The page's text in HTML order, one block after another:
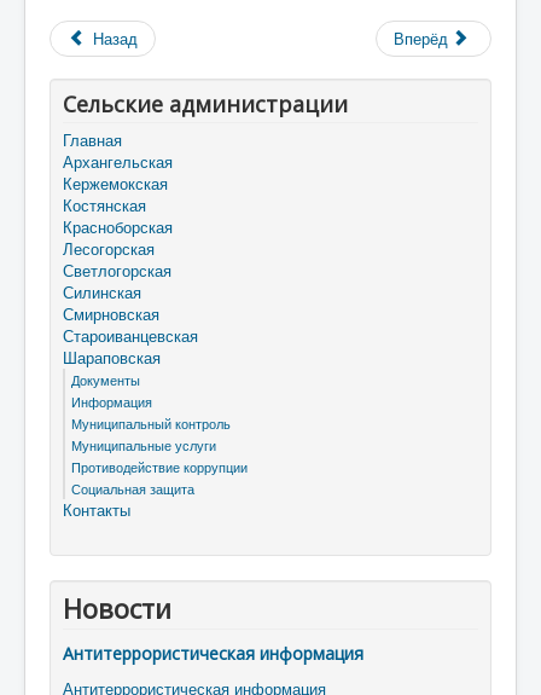
Назад Вперёд
Сельские администрации
Главная
Архангельская
Кержемокская
Костянская
Красноборская
Лесогорская
Светлогорская
Силинская
Смирновская
Староиванцевская
Шараповская
Документы
Информация
Муниципальный контроль
Муниципальные услуги
Противодействие коррупции
Социальная защита
Контакты
Новости
Антитеррористическая информация
Антитеррористическая информация